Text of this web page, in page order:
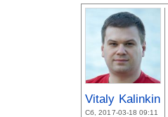
Vitaly Kalinkin
Сб, 2017-03-18 09:11